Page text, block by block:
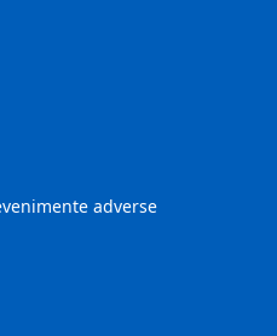
adverse